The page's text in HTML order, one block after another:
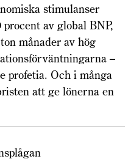
stimulanser
av global BNP,
månader av hög
–
profetia. Och i många
att ge lönerna en